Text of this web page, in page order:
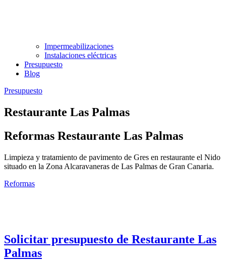
Impermeabilizaciones
Instalaciones eléctricas
Presupuesto
Blog
Presupuesto
Restaurante Las Palmas
Reformas Restaurante Las Palmas
Limpieza y tratamiento de pavimento de Gres en restaurante el Nido
situado en la Zona Alcaravaneras de Las Palmas de Gran Canaria.
Reformas
Solicitar presupuesto de Restaurante Las
Palmas